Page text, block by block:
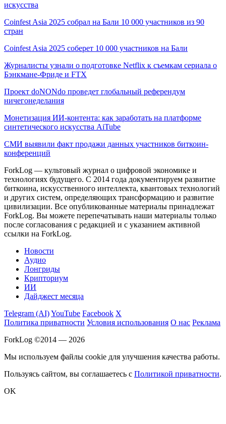
искусства
Coinfest Asia 2025 собрал на Бали 10 000 участников из 90
стран
Coinfest Asia 2025 соберет 10 000 участников на Бали
Журналисты узнали о подготовке Netflix к съемкам сериала о
Бэнкмане-Фриде и FTX
Проект doNONdo проведет глобальный референдум
ничегонеделания
Монетизация ИИ-контента: как заработать на платформе
синтетического искусства AiTube
СМИ выявили факт продажи данных участников биткоин-
конференций
ForkLog — культовый журнал о цифровой экономике и
технологиях будущего. С 2014 года документируем развитие
биткоина, искусственного интеллекта, квантовых технологий
и других систем, определяющих трансформацию и развитие
цивилизации. Все опубликованные материалы принадлежат
ForkLog. Вы можете перепечатывать наши материалы только
после согласования с редакцией и с указанием активной
ссылки на ForkLog.
Новости
Аудио
Лонгриды
Крипториум
ИИ
Дайджест месяца
Telegram (AI)YouTube Facebook X
Политика приватности Условия использования О нас Реклама
ForkLog ©2014 — 2026
Мы используем файлы cookie для улучшения качества работы.
Пользуясь сайтом, вы соглашаетесь с Политикой приватности.
OK